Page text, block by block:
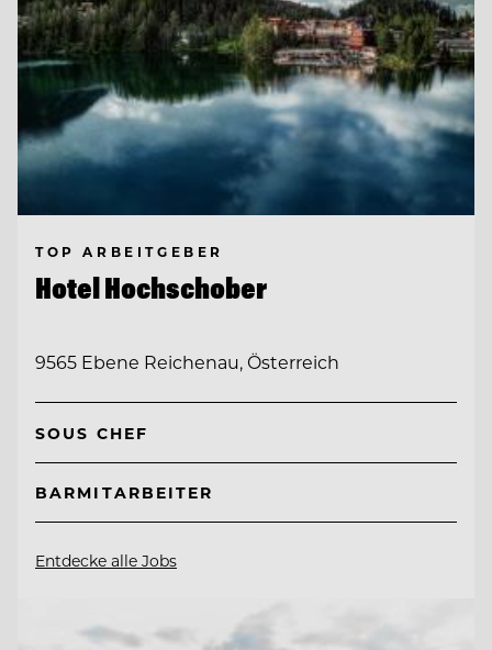
TOP ARBEITGEBER
Hotel Hochschober
9565 Ebene Reichenau, Österreich
SOUS CHEF
BARMITARBEITER
Entdecke alle Jobs